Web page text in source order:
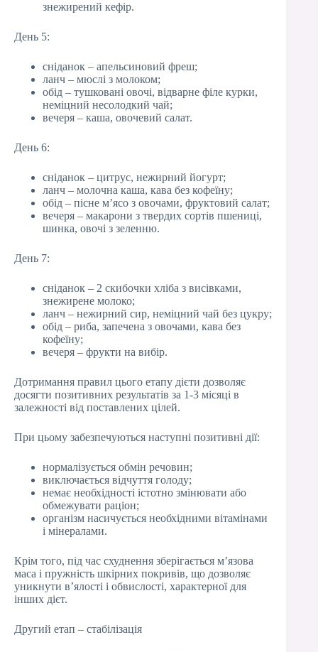
знежирений кефір.
День 5:
сніданок – апельсиновий фреш;
ланч – мюслі з молоком;
обід – тушковані овочі, відварне філе курки,
неміцний несолодкий чай;
вечеря – каша, овочевий салат.
День 6:
сніданок – цитрус, нежирний йогурт;
ланч – молочна каша, кава без кофеїну;
обід – пісне м’ясо з овочами, фруктовий салат;
вечеря – макарони з твердих сортів пшениці,
шинка, овочі з зеленню.
День 7:
сніданок – 2 скибочки хліба з висівками,
знежирене молоко;
ланч – нежирний сир, неміцний чай без цукру;
обід – риба, запечена з овочами, кава без
кофеїну;
вечеря – фрукти на вибір.
Дотримання правил цього етапу дієти дозволяє
досягти позитивних результатів за 1-3 місяці в
залежності від поставлених цілей.
При цьому забезпечуються наступні позитивні дії:
нормалізується обмін речовин;
виключається відчуття голоду;
немає необхідності істотно змінювати або
обмежувати раціон;
організм насичується необхідними вітамінами
і мінералами.
Крім того, під час схуднення зберігається м’язова
маса і пружність шкірних покривів, що дозволяє
уникнути в’ялості і обвислості, характерної для
інших дієт.
Другий етап – стабілізація